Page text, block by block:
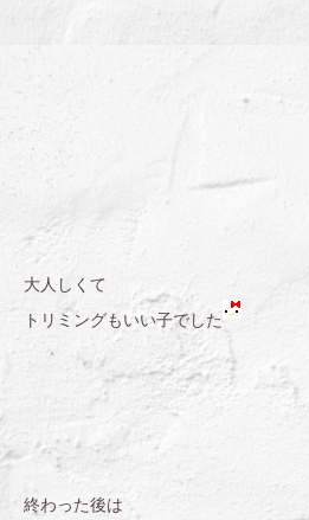
大人しくて
トリミングもいい子でした
終わった後は